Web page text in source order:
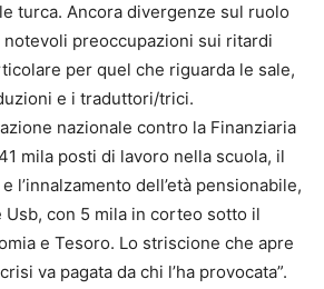
turca. Ancora divergenze sul ruolo
notevoli preoccupazioni sui ritardi
per quel che riguarda le sale,
e i traduttori/trici.
nazionale contro la Finanziaria
mila posti di lavoro nella scuola, il
l’innalzamento dell’età pensionabile,
Usb, con 5 mila in corteo sotto il
e Tesoro. Lo striscione che apre
va pagata da chi l’ha provocata”.